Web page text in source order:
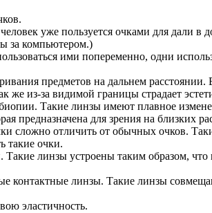
уже пользуется очками для дали в
за компьютером.)
ими попеременно, одни
предметов на дальнем расстоянии.
же из-за видимой границы страдает
Такие линзы имеют плавное
предназначена для зрения на близких
сложно отличить от обычных очков.
такие очки.
линзы устроены таким образом, что
контактные линзы. Такие линзы
эластичность.